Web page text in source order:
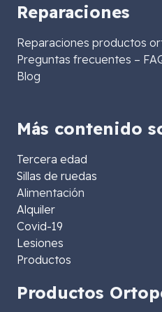
Reparaciones
Reparaciones productos
Preguntas frecuentes –
Blog
Más contenido
Tercera edad
Sillas de ruedas
Alimentación
Alquiler
Covid-19
Lesiones
Productos
Productos